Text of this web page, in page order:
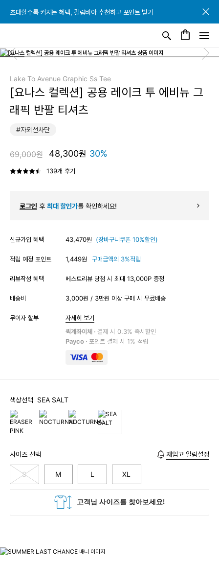
초대할수록 커지는 혜택, 컬럼비아 추천하고 포인트 받기
초대할수록 커지는 혜택, 컬럼비아 추천하고 포인트 받기
초대할수록 커지는 혜택, 컬럼비아 추천하고 포인트 받기
Lake To Avenue Graphic Ss Tee
[요나스 컬렉션] 공용 레이크 투 에비뉴 그
래픽 반팔 티셔츠
#자외선차단
69,000원 48,300원 30%
139개 후기
로그인 후 최대 할인가를 확인하세요!
신규가입 혜택 43,470원 (장바구니쿠폰 10%할인)
적립 예정 포인트 1,449원 구매금액의 3%적립
리뷰작성 혜택 베스트리뷰 당첨 시 최대 13,000P 증정
배송비 3,000원 / 3만원 이상 구매 시 무료배송
무이자 할부
자세히 보기
퀵계좌이체 · 결제 시 0.3% 즉시할인
Payco · 포인트 결제 시 1% 적립
색상선택 SEA SALT
사이즈 선택 재입고 알림설정
S M L XL